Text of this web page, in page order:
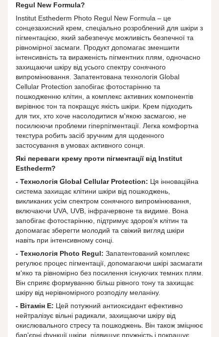
Regul New Formula?
Institut Esthederm Photo Regul New Formula – це
сонцезахисний крем, спеціально розроблений для шкіри з
пігментацією, який забезпечує можливість безпечної та
рівномірної засмаги. Продукт допомагає зменшити
інтенсивність та вираженість пігментних плям, одночасно
захищаючи шкіру від усього спектру сонячного
випромінювання. Запатентована технологія Global
Cellular Protection запобігає фотостарінню та
пошкодженню клітин, а комплекс активних компонентів
вирівнює тон та покращує якість шкіри. Крем підходить
для тих, хто хоче насолодитися м'якою засмагою, не
посилюючи проблеми гіперпігментації. Легка комфортна
текстура робить засіб зручним для щоденного
застосування в умовах активного сонця.
Які переваги крему проти пігментації від Institut
Esthederm?
- Технологія Global Cellular Protection: Ця інноваційна
система захищає клітини шкіри від пошкоджень,
викликаних усім спектром сонячного випромінювання,
включаючи UVA, UVB, інфрачервоне та видиме. Вона
запобігає фотостарінню, підтримує здоров'я клітин та
допомагає зберегти молодий та свіжий вигляд шкіри
навіть при інтенсивному сонці.
- Технологія Photo Regul: Запатентований комплекс
регулює процес пігментації, допомагаючи шкірі засмагати
м'яко та рівномірно без посилення існуючих темних плям.
Він сприяє формуванню більш рівного тону та захищає
шкіру від нерівномірного розподілу меланіну.
- Вітамін E: Цей потужний антиоксидант ефективно
нейтралізує вільні радикали, захищаючи шкіру від
окислювального стресу та пошкоджень. Він також зміцнює
бар'єрні функції шкіри, підвищує пружність і покращує